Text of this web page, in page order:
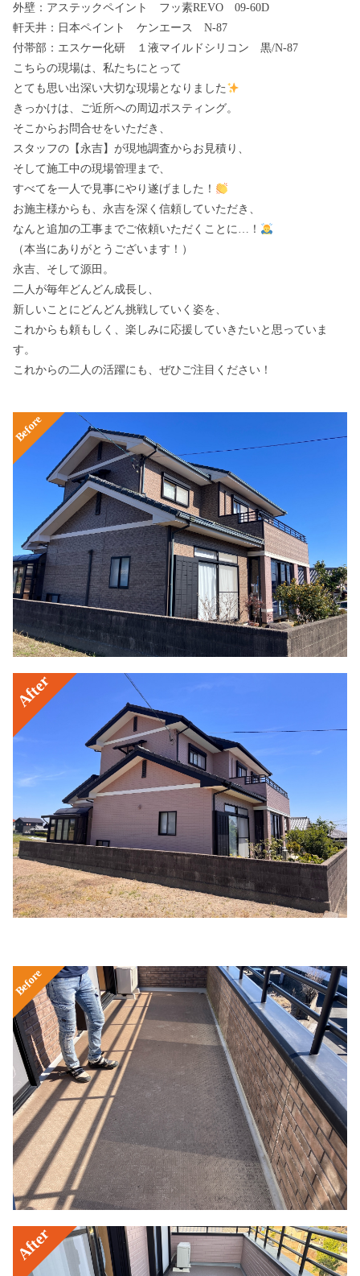
外壁：アステックペイント フッ素REVO 09-60D
軒天井：日本ペイント ケンエース N-87
付帯部：エスケー化研 １液マイルドシリコン 黒/N-87
こちらの現場は、私たちにとって
とても思い出深い大切な現場となりました
きっかけは、ご近所への周辺ポスティング。
そこからお問合せをいただき、
スタッフの【永吉】が現地調査からお見積り、
そして施工中の現場管理まで、
すべてを一人で見事にやり遂げました！
お施主様からも、永吉を深く信頼していただき、
なんと追加の工事までご依頼いただくことに…！
（本当にありがとうございます！）
永吉、そして源田。
二人が毎年どんどん成長し、
新しいことにどんどん挑戦していく姿を、
これからも頼もしく、楽しみに応援していきたいと思っていま
す。
これからの二人の活躍にも、ぜひご注目ください！
Before
After
Before
After